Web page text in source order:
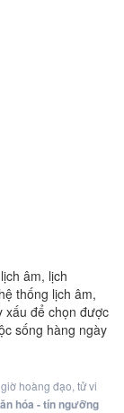
âm, lịch
thống lịch âm,
xấu để chọn được
sống hàng ngày
hoàng đạo, tử vi
hóa - tín ngưỡng